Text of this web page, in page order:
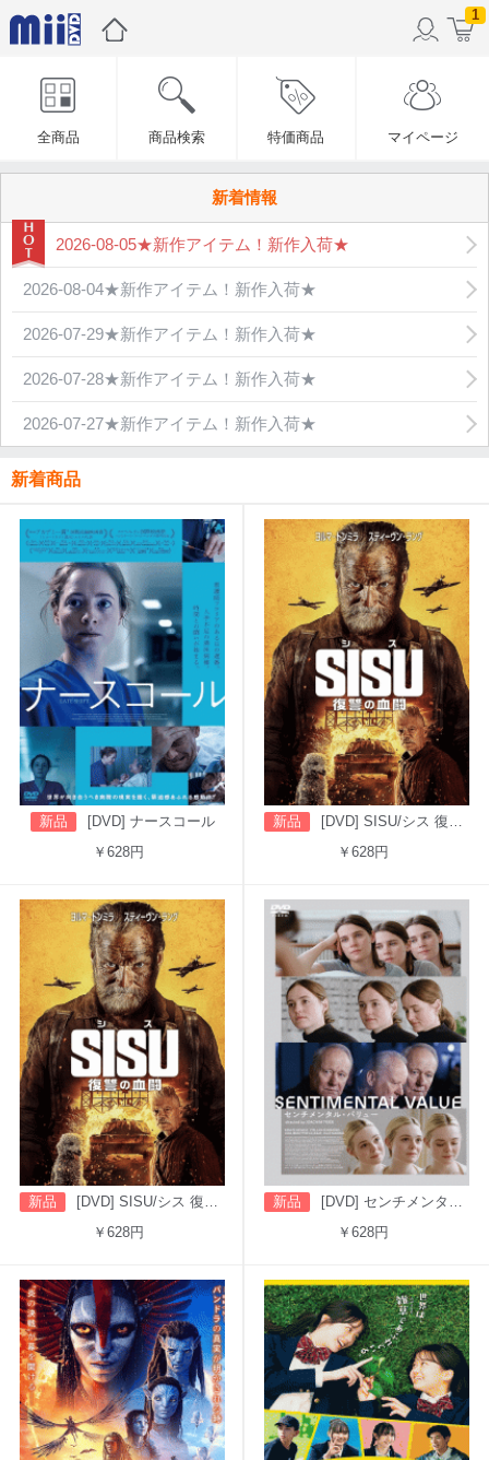
1
全商品 商品検索 特価商品 マイページ
新着情報
2026-08-05★新作アイテム！新作入荷★
2026-08-04★新作アイテム！新作入荷★
2026-07-29★新作アイテム！新作入荷★
2026-07-28★新作アイテム！新作入荷★
2026-07-27★新作アイテム！新作入荷★
新着商品
新品
[DVD] ナースコール
￥628円
新品
[DVD] SISU/シス 復讐の血闘（吹替版）
￥628円
新品
[DVD] SISU/シス 復讐の血闘（字幕版）
￥628円
新品
[DVD] センチメンタル・バリュー
￥628円